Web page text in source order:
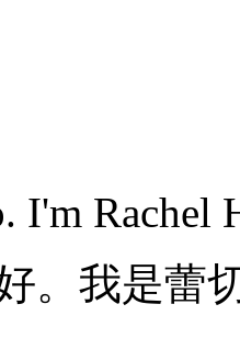
I'm Rachel
。我是蕾